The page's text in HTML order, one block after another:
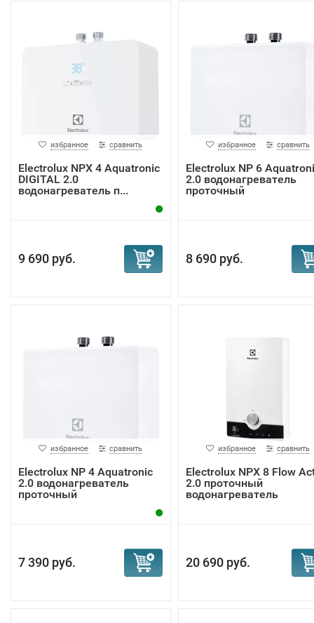
избранное сравнить
Electrolux NPX 4 Aquatronic
DIGITAL 2.0
водонагреватель п...
9 690 руб.
избранное сравнить
Electrolux NP 6
2.0 водонагреватель
проточный
8 690 руб.
избранное сравнить
Electrolux NP 4 Aquatronic
2.0 водонагреватель
проточный
7 390 руб.
избранное сравнить
Electrolux NPX 8 Flow
2.0 проточный
водонагреватель
20 690 руб.